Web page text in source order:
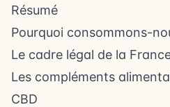
Résumé
Pourquoi consommons-
Le cadre légal de la
Les compléments
CBD